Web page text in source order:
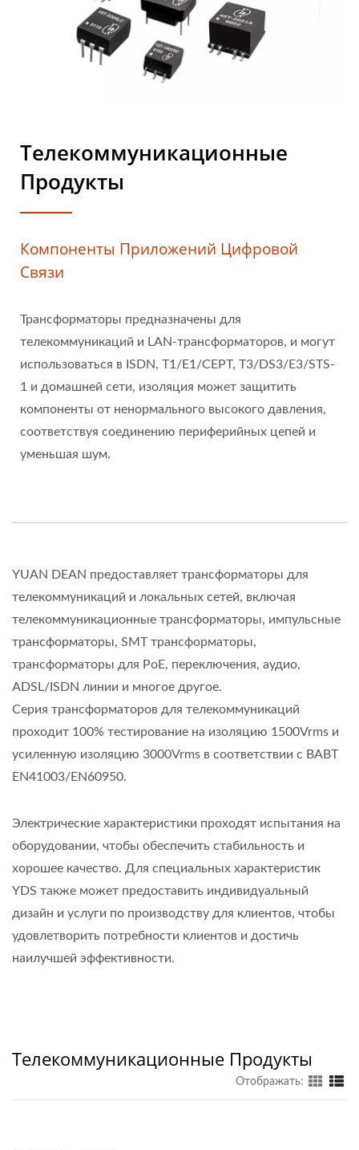
Телекоммуникационные
Продукты
Компоненты Приложений Цифровой
Связи
Трансформаторы предназначены для
телекоммуникаций и LAN-трансформаторов, и могут
использоваться в ISDN, T1/E1/CEPT, T3/DS3/E3/STS-
1 и домашней сети, изоляция может защитить
компоненты от ненормального высокого давления,
соответствуя соединению периферийных цепей и
уменьшая шум.
YUAN DEAN предоставляет трансформаторы для
телекоммуникаций и локальных сетей, включая
телекоммуникационные трансформаторы, импульсные
трансформаторы, SMT трансформаторы,
трансформаторы для PoE, переключения, аудио,
ADSL/ISDN линии и многое другое.
Серия трансформаторов для телекоммуникаций
проходит 100% тестирование на изоляцию 1500Vrms и
усиленную изоляцию 3000Vrms в соответствии с BABT
EN41003/EN60950.
Электрические характеристики проходят испытания на
оборудовании, чтобы обеспечить стабильность и
хорошее качество. Для специальных характеристик
YDS также может предоставить индивидуальный
дизайн и услуги по производству для клиентов, чтобы
удовлетворить потребности клиентов и достичь
наилучшей эффективности.
Телекоммуникационные Продукты
Отображать: